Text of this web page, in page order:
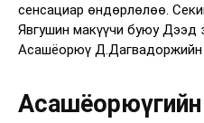
сенсациар өндөрлөлөө.
Явгушин макүүчи буюу Дээд
Асашёорюү Д.Дагвадоржийн
Асашёорюүгийн